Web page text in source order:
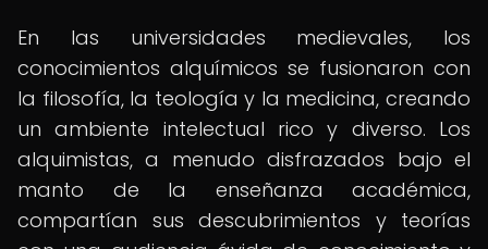
En las universidades medievales, los
conocimientos alquímicos se fusionaron con
la filosofía, la teología y la medicina, creando
un ambiente intelectual rico y diverso. Los
alquimistas, a menudo disfrazados bajo el
manto de la enseñanza académica,
compartían sus descubrimientos y teorías